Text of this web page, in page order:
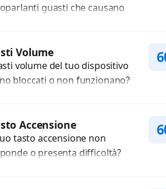
guasti che causano
per 3...
Volume
volume del tuo dispositivo
bloccati o non funzionano?
Accensione
tasto accensione non
o presenta difficoltà?